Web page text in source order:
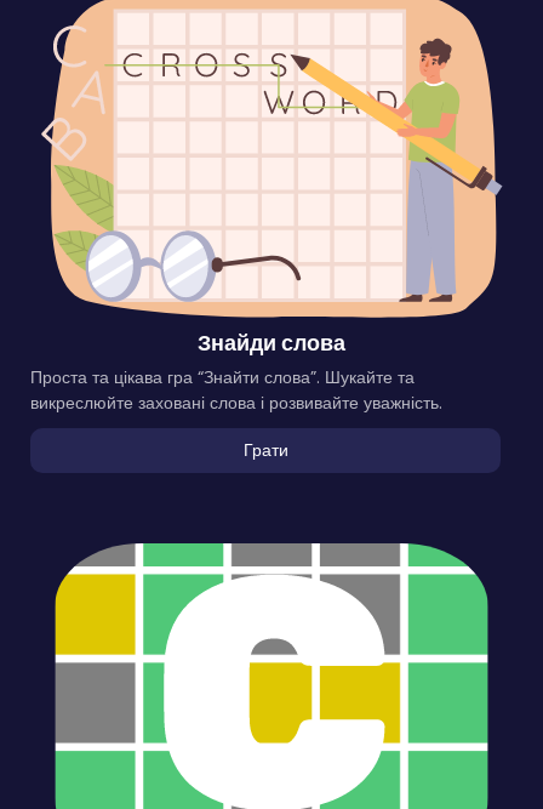
Знайди слова
Проста та цікава гра “Знайти слова”. Шукайте та
викреслюйте заховані слова і розвивайте уважність.
Грати